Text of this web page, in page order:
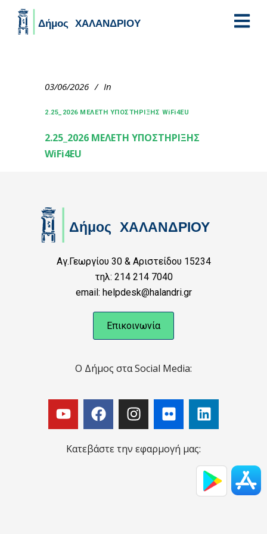
03/06/2026 In
2.25_2026 ΜΕΛΕΤΗ ΥΠΟΣΤΗΡΙΞΗΣ WiFi4EU
2.25_2026 ΜΕΛΕΤΗ ΥΠΟΣΤΗΡΙΞΗΣ
WiFi4EU
Αγ.Γεωργίου 30 & Αριστείδου 15234
τηλ: 214 214 7040
email: helpdesk@halandri.gr
Επικοινωνία
Ο Δήμος στα Social Media:
Κατεβάστε την εφαρμογή μας: